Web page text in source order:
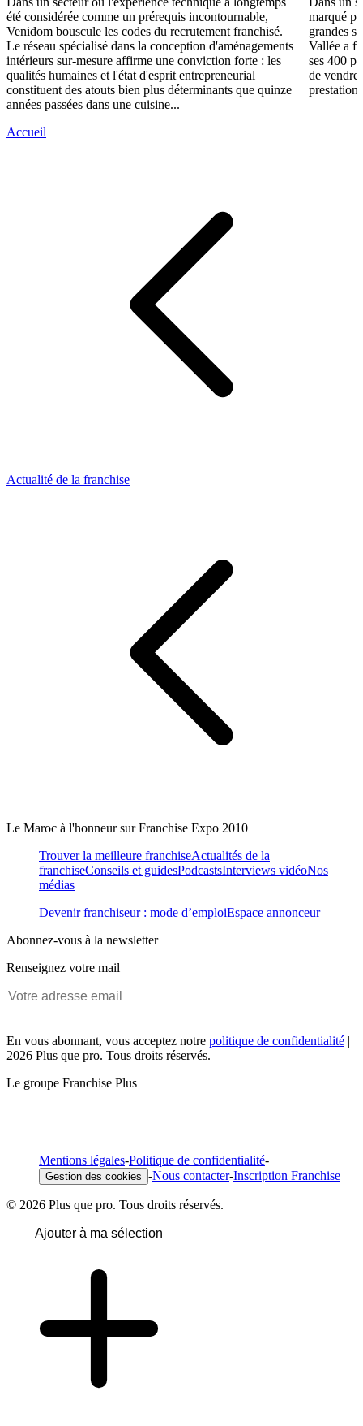
été considérée comme un prérequis incontournable,
Venidom bouscule les codes du recrutement franchisé.
Le réseau spécialisé dans la conception d'aménagements
intérieurs sur-mesure affirme une conviction forte : les
qualités humaines et l'état d'esprit entrepreneurial
constituent des atouts bien plus déterminants que quinze
années passées dans une cuisine...
marqué
grandes
Vallée a
ses 400
de vendre
Accueil
Actualité de la franchise
Le Maroc à l'honneur sur Franchise Expo 2010
Trouver la meilleure franchiseActualités de la
franchiseConseils et guidesPodcastsInterviews vidéoNos
médias
Devenir franchiseur : mode d’emploiEspace annonceur
Abonnez-vous à la newsletter
Renseignez votre mail
En vous abonnant, vous acceptez notre politique de confidentialité |
2026 Plus que pro. Tous droits réservés.
Le groupe Franchise Plus
Mentions légales-Politique de confidentialité-
Gestion des cookies -Nous contacter-Inscription Franchise
© 2026 Plus que pro. Tous droits réservés.
Ajouter à ma sélection